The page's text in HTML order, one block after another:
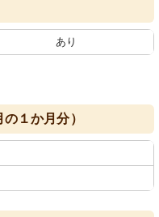
あり
１か月分）